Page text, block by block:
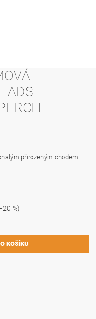
-
přirozeným chodem
%)